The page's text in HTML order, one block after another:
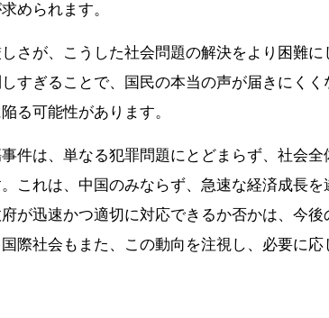
められます。
さが、こうした社会問題の解決をより困難に
すぎることで、国民の本当の声が届きにくく
る可能性があります。
件は、単なる犯罪問題にとどまらず、社会全
これは、中国のみならず、急速な経済成長を
が迅速かつ適切に対応できるか否かは、今後
際社会もまた、この動向を注視し、必要に応